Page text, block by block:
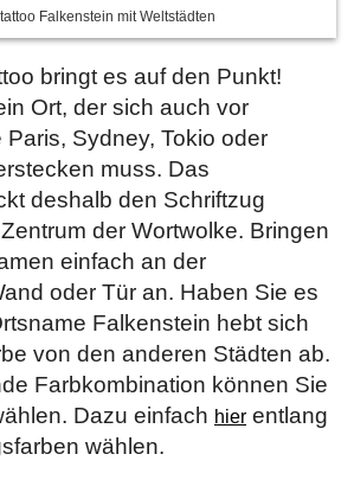
Falkenstein mit Weltstädten
bringt es auf den Punkt!
Ort, der sich auch vor
Sydney, Tokio oder
muss. Das
deshalb den Schriftzug
der Wortwolke. Bringen
einfach an der
oder Tür an. Haben Sie es
Falkenstein hebt sich
von den anderen Städten ab.
Farbkombination können Sie
Dazu einfach hier entlang
wählen.